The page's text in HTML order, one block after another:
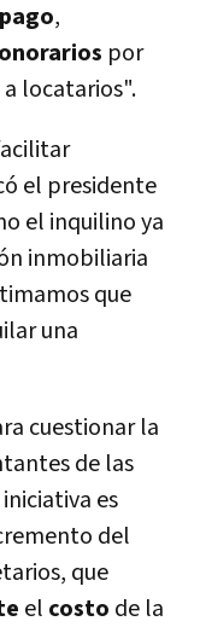
,
por
locatarios".
el presidente
el inquilino ya
inmobiliaria
que
una
cuestionar la
de las
es
del
que
el costo de la